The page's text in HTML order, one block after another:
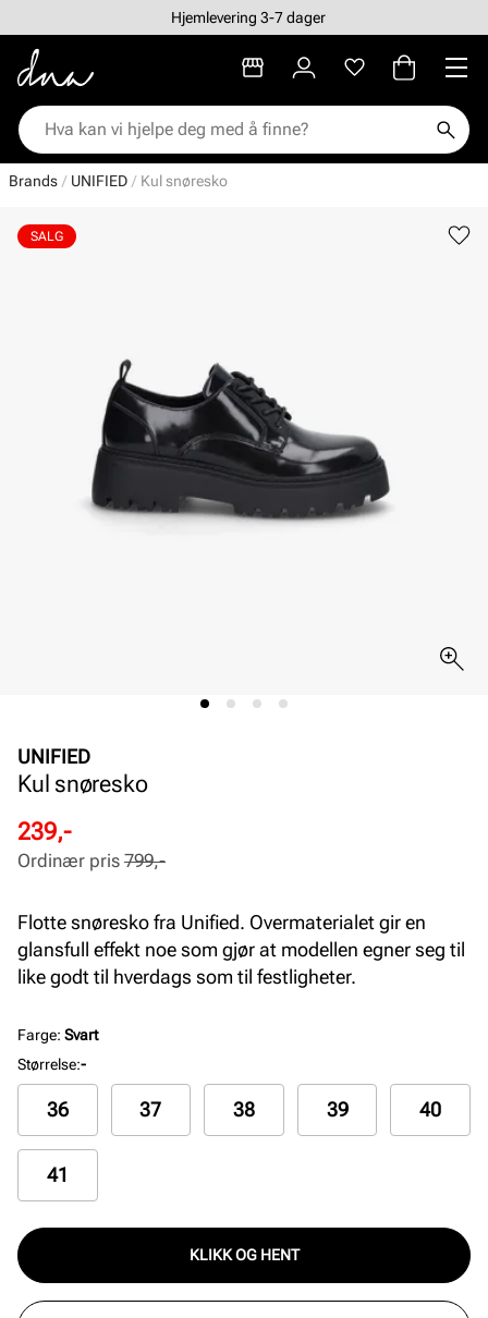
Hjemlevering 3-7 dager
Brands UNIFIED Kul snøresko
SALG
UNIFIED
Kul snøresko
Rabattert
pris
239,-
Ordinær
pris
Ordinær pris 799,-
Flotte snøresko fra Unified. Overmaterialet gir en
glansfull effekt noe som gjør at modellen egner seg til
like godt til hverdags som til festligheter.
Farge: Svart
Størrelse:-
36 37 38 39 40
41
KLIKK OG HENT